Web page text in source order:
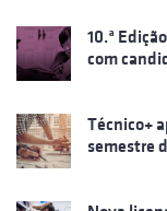
10.ª
com
Técnico+
semestre